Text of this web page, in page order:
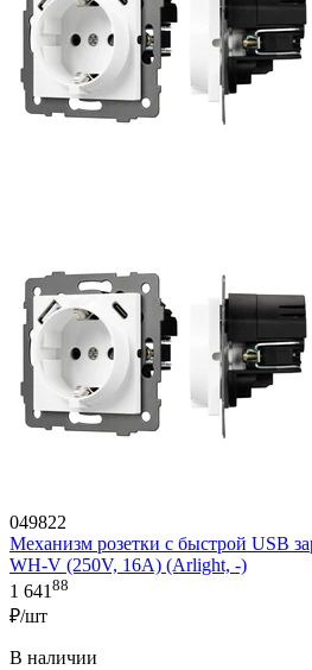
049822
Механизм розетки с быстрой USB
WH-V (250V, 16A) (Arlight, -)
1 641 88
₽/шт
В наличии